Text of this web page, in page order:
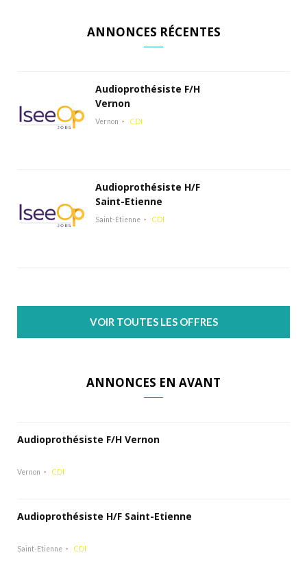
ANNONCES RÉCENTES
Audioprothésiste F/H
Vernon
Vernon CDI
Audioprothésiste H/F
Saint-Etienne
Saint-Etienne CDI
VOIR TOUTES LES OFFRES
ANNONCES EN AVANT
Audioprothésiste F/H Vernon
Vernon CDI
Audioprothésiste H/F Saint-Etienne
Saint-Etienne CDI